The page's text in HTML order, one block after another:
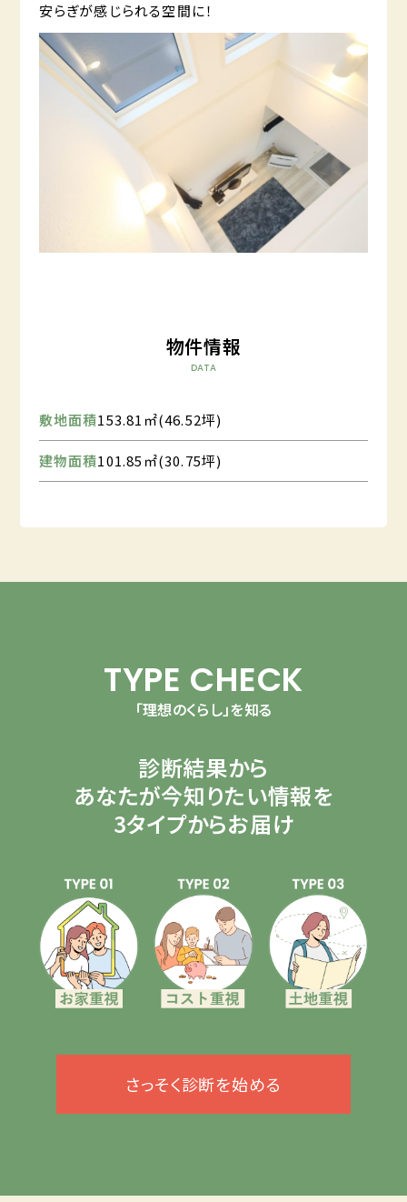
安らぎが感じられる空間に！
物件情報
DATA
敷地面積153.81㎡(46.52坪)
建物面積101.85㎡(30.75坪)
TYPE CHECK
「理想のくらし」を知る
診断結果から
あなたが今知りたい情報を
3タイプからお届け
さっそく診断を始める